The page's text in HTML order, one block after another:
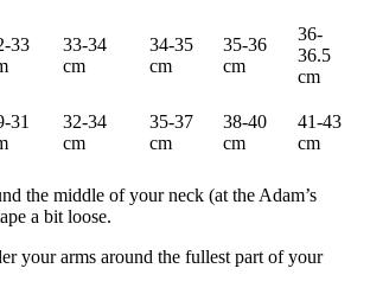
33
33-34
cm
34-35
cm
35-36
cm
36-
36.5
cm
31
32-34
cm
35-37
cm
38-40
cm
41-43
cm
the middle of your neck (at the Adam’s
a bit loose.
your arms around the fullest part of your